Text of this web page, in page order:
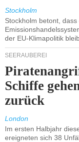
Stockholm
Stockholm betont, dass
der EU-Klimapolitik
SEERÄUBEREI
Schiffe
zurück
London
Im ersten Halbjahr
ereigneten sich 38